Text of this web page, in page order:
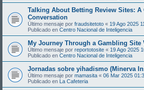
Talking About Betting Review Sites:
Conversation
Último mensaje por fraudsitetoto « 19 Ago 2025
Publicado en Centro Nacional de Inteligencia
My Journey Through a Gambling Site
Último mensaje por reportotosite « 19 Ago 2025
Publicado en Centro Nacional de Inteligencia
Jornadas sobre yihadismo (Minerva
Último mensaje por mamasita « 06 Mar 2025
Publicado en La Cafeteria